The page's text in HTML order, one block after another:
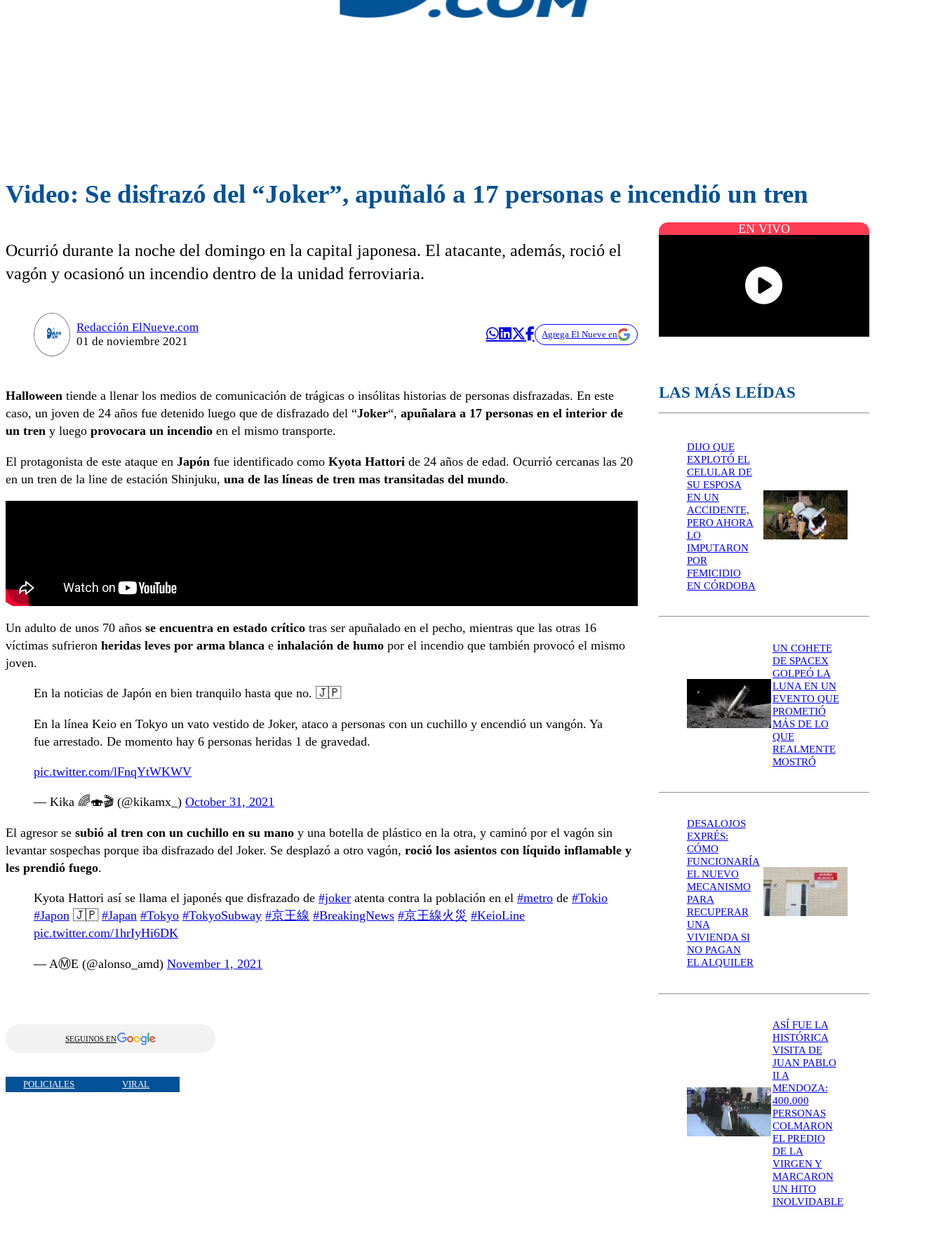
Video: Se disfrazó del “Joker”, apuñaló a 17 personas e incendió un tren
Ocurrió durante la noche del domingo en la capital japonesa. El atacante, además, roció el
vagón y ocasionó un incendio dentro de la unidad ferroviaria.
Redacción ElNueve.com
01 de noviembre 2021
Agrega El Nueve en
Halloween tiende a llenar los medios de comunicación de trágicas o insólitas historias de personas disfrazadas. En este
caso, un joven de 24 años fue detenido luego que de disfrazado del “Joker“, apuñalara a 17 personas en el interior de
un tren y luego provocara un incendio en el mismo transporte.
El protagonista de este ataque en Japón fue identificado como Kyota Hattori de 24 años de edad. Ocurrió cercanas las 20
en un tren de la line de estación Shinjuku, una de las líneas de tren mas transitadas del mundo.
Un adulto de unos 70 años se encuentra en estado crítico tras ser apuñalado en el pecho, mientras que las otras 16
víctimas sufrieron heridas leves por arma blanca e inhalación de humo por el incendio que también provocó el mismo
joven.
En la noticias de Japón en bien tranquilo hasta que no. 🇯🇵
En la línea Keio en Tokyo un vato vestido de Joker, ataco a personas con un cuchillo y encendió un vangón. Ya
fue arrestado. De momento hay 6 personas heridas 1 de gravedad.
pic.twitter.com/lFnqYtWKWV
— Kika 🌈🍣🎬 (@kikamx_) October 31, 2021
El agresor se subió al tren con un cuchillo en su mano y una botella de plástico en la otra, y caminó por el vagón sin
levantar sospechas porque iba disfrazado del Joker. Se desplazó a otro vagón, roció los asientos con líquido inflamable y
les prendió fuego.
Kyota Hattori así se llama el japonés que disfrazado de #joker atenta contra la población en el #metro de #Tokio
#Japon 🇯🇵 #Japan #Tokyo #TokyoSubway #京王線 #BreakingNews #京王線火災 #KeioLine
pic.twitter.com/1hrIyHi6DK
— AⓂE (@alonso_amd) November 1, 2021
SEGUINOS EN
POLICIALES VIRAL
EN VIVO
LAS MÁS LEÍDAS
DIJO QUE
EXPLOTÓ EL
CELULAR DE
SU ESPOSA
EN UN
ACCIDENTE,
PERO AHORA
LO
IMPUTARON
POR
FEMICIDIO
EN CÓRDOBA
UN COHETE
DE SPACEX
GOLPEÓ LA
LUNA EN UN
EVENTO QUE
PROMETIÓ
MÁS DE LO
QUE
REALMENTE
MOSTRÓ
DESALOJOS
EXPRÉS:
CÓMO
FUNCIONARÍA
EL NUEVO
MECANISMO
PARA
RECUPERAR
UNA
VIVIENDA SI
NO PAGAN
EL ALQUILER
ASÍ FUE LA
HISTÓRICA
VISITA DE
JUAN PABLO
II A
MENDOZA:
400.000
PERSONAS
COLMARON
EL PREDIO
DE LA
VIRGEN Y
MARCARON
UN HITO
INOLVIDABLE